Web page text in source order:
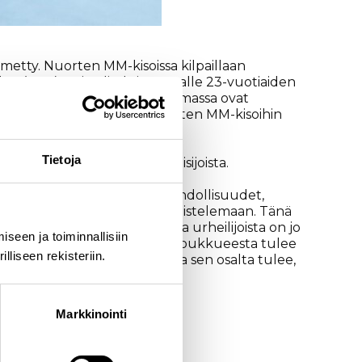
Tietoja
ja toiminnallisiin
rekisteriin.
Markkinointi
Nuorten MM-kisoissa kilpaillaan
(U20) sarjan lisäksi myös alle 23-vuotiaiden
Mäkihypyssä ohjelmassa ovat
joukkue nuorten MM-kisoihin
ja kamppailuun mitalisijoista.
tytöissä hyvät menestysmahdollisuudet,
että pystytään mitaleista taistelemaan. Tänä
paikka, jossa suuri osa urheilijoista on jo
pitäisi tulla yllätyksiä. Osa joukkueesta tulee
usko, että haasteita sen osalta tulee,